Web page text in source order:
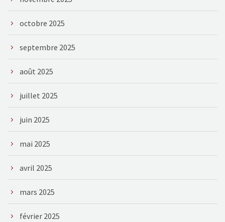
octobre 2025
septembre 2025
août 2025
juillet 2025
juin 2025
mai 2025
avril 2025
mars 2025
février 2025